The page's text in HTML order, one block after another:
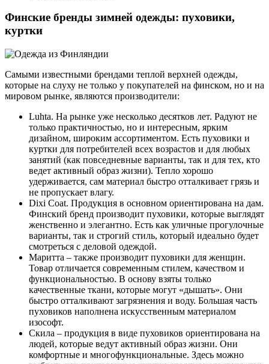
Финские бренды зимней одежды: пуховики,
куртки
Самыми известными брендами теплой верхней одежды,
которые на слуху не только у покупателей на финском, но и на
мировом рынке, являются производители:
Luhta. На рынке уже несколько десятков лет. Радуют не
только практичностью, но и интересным, ярким
дизайном, широким ассортиментом. Есть пуховики и
куртки для потребителей всех возрастов и для любых
занятий (как повседневные варианты, так и для тех, кто
ведет активный образ жизни). Тепло хорошо
удерживается, сам материал быстро отталкивает грязь и
не пропускает влагу.
Dixi Coat. Продукция в основном ориентирована на дам.
Финский бренд производит пуховики, которые выглядят
женственно и элегантно. Есть как уличные прогулочные
варианты, так и строгий стиль, который идеально будет
смотреться с деловой одеждой.
Маритта – также производит пуховики для женщин.
Товар отличается современным стилем, качеством и
функциональностью. В основу взяты только
качественные ткани, которые могут «дышать». Они
быстро отталкивают загрязнения и воду. Большая часть
пуховиков наполнена искусственным материалом
изософт.
Скила – продукция в виде пуховиков ориентирована на
людей, которые ведут активный образ жизни. Они
комфортные и многофункциональные. Здесь можно